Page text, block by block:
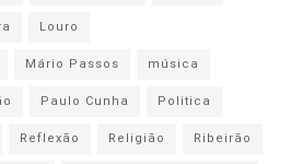
Louro
Mário Passos
música
Paulo Cunha
Politica
Reflexão Religião
Ribeirão